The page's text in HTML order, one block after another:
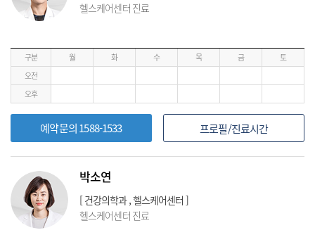
헬스케어센터 진료
구분 월 화 수 목 금
토
오전
오후
예약문의 1588-1533 프로필/진료시간
박소연
[ 건강의학과 , 헬스케어센터 ]
헬스케어센터 진료